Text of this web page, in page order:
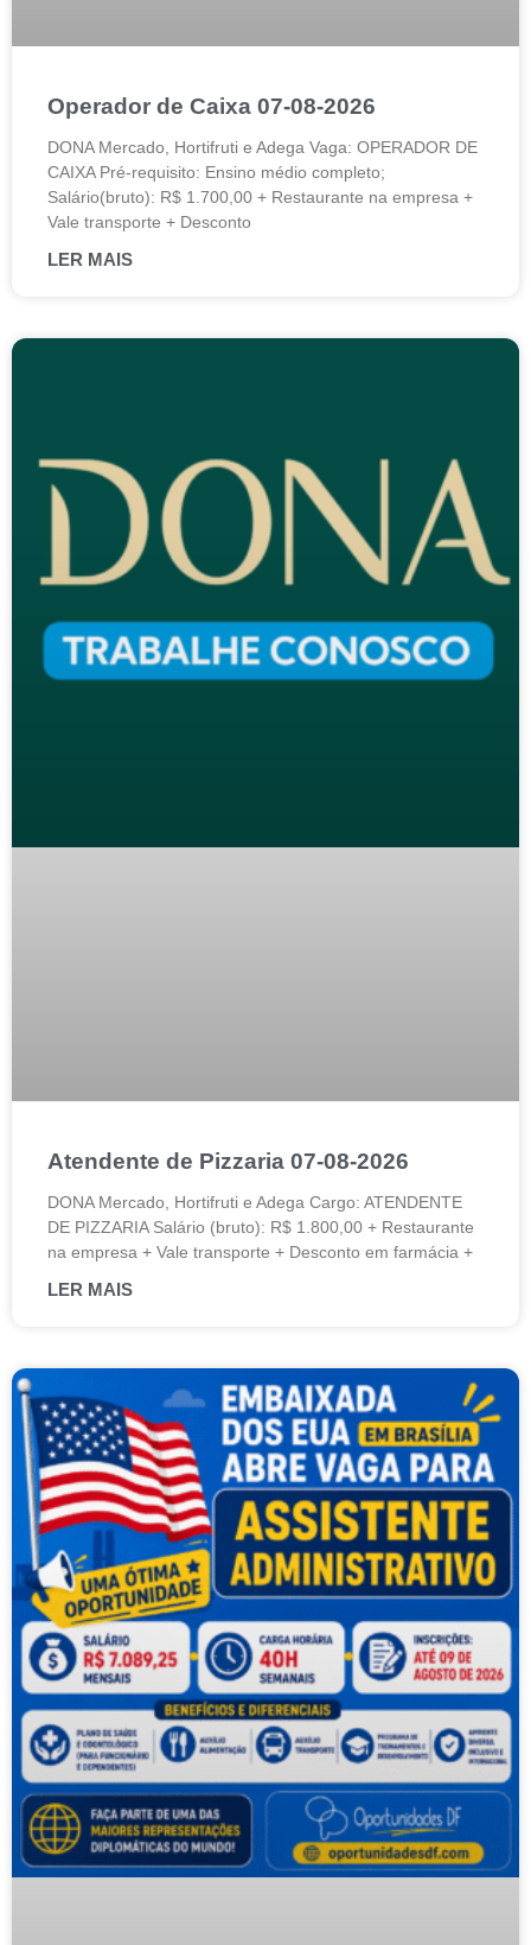
Operador de Caixa 07-08-2026
DONA Mercado, Hortifruti e Adega Vaga: OPERADOR DE
CAIXA Pré-requisito: Ensino médio completo;
Salário(bruto): R$ 1.700,00 + Restaurante na empresa +
Vale transporte + Desconto
LER MAIS
Atendente de Pizzaria 07-08-2026
DONA Mercado, Hortifruti e Adega Cargo: ATENDENTE
DE PIZZARIA Salário (bruto): R$ 1.800,00 + Restaurante
na empresa + Vale transporte + Desconto em farmácia +
LER MAIS